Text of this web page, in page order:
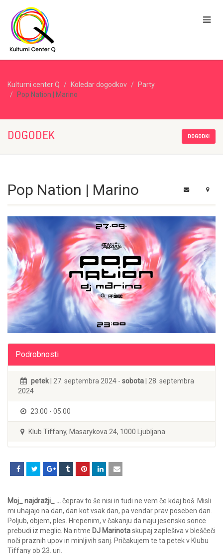
Kulturni center Q Koledar dogodkov
Party
Pop Nation | Marino
DOGODEK DOGODKI
Pop Nation | Marino
Podrobnosti
petek | 27. septembra 2024 - sobota | 28. septembra
2024
23:00 - 05:00
Klub Tiffany, Masarykova 24, 1000 Ljubljana
Moj_ najdražji_ …čeprav to še nisi in tudi ne vem če kdaj boš. Misli
mi uhajajo na dan, dan kot vsak dan, pa vendar prav poseben dan.
Poljub, objem, ples. Hrepenim, v čakanju da naju jesensko sonce
prebudi iz meglic. Na ritme DJ Marinotaskupaj zaplešiva v bleščeči
noči praznih upov in minljivih sanj. Pričakujem te ta petek v Klubu
Tiffany ob 23. uri.